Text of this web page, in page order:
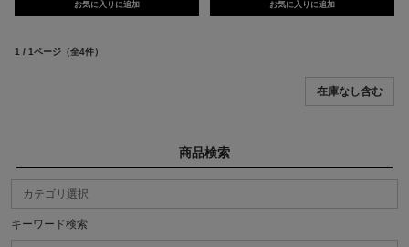
1 / 1ページ （全4件）
商品検索
キーワード検索